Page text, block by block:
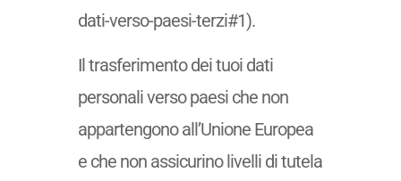
dati-verso-paesi-terzi#1).
Il trasferimento dei tuoi dati
personali verso paesi che non
appartengono all’Unione Europea
e che non assicurino livelli di tutela